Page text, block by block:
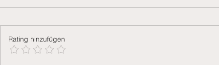
Grümpu 2026
Rating hinzufügen